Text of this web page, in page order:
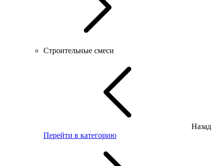
Строительные смеси
Назад
Перейти в категорию